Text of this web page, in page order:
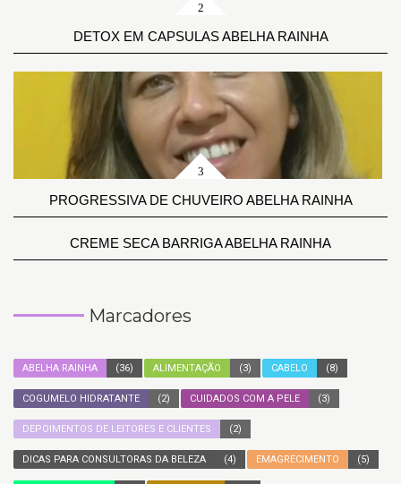
DETOX EM CAPSULAS ABELHA RAINHA
PROGRESSIVA DE CHUVEIRO ABELHA RAINHA
CREME SECA BARRIGA ABELHA RAINHA
Marcadores
ABELHA RAINHA (36) ALIMENTAÇÃO (3) CABELO (8)
COGUMELO HIDRATANTE (2) CUIDADOS COM A PELE (3)
DEPOIMENTOS DE LEITORES E CLIENTES (2)
DICAS PARA CONSULTORAS DA BELEZA (4) EMAGRECIMENTO (5)